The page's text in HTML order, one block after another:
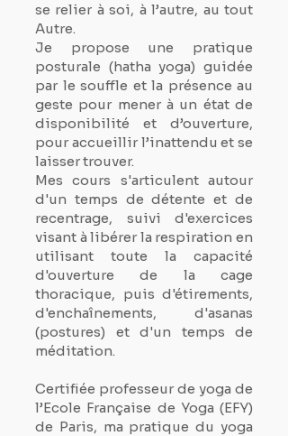
se relier à soi, à l’autre, au tout
Autre.
Je propose une pratique
posturale (hatha yoga) guidée
par le souffle et la présence au
geste pour mener à un état de
disponibilité et d’ouverture,
pour accueillir l’inattendu et se
laisser trouver.
Mes cours s'articulent autour
d'un temps de détente et de
recentrage, suivi d'exercices
visant à libérer la respiration en
utilisant toute la capacité
d'ouverture de la cage
thoracique, puis d'étirements,
d'enchaînements, d'asanas
(postures) et d'un temps de
méditation.
Certifiée professeur de yoga de
l’Ecole Française de Yoga (EFY)
de Paris, ma pratique du yoga